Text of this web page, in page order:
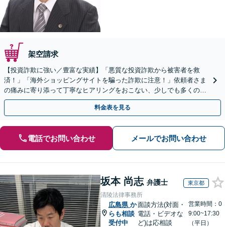
架空請求
【投資詐欺に強い／豊富な実績】「悪質な投資詐欺から被害者を救
済！」「海外ショッピングサイトを騙った詐欺に注意！」依頼者さま
の痛みに寄り添って丁寧なヒアリングをおこない、少しでも多くの返
金が得られるよう尽力します！
料金表を見る
電話でお問い合わせ メールでお問い合わせ
坂本 尚志 弁護士 東京都
清陵法律事務所
広島県 か
らも相談
受付中
面談方法(対面・
電話・ビデオな
ど)は応相談
営業時間：0
9:00~17:30
（平日）